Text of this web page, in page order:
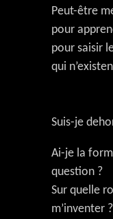
Peut-être
pour
pour saisir
qui
Suis-je
Ai-je la
question ?
Sur quelle
m’inventer ?